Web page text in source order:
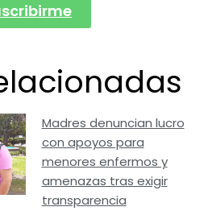
Madres denuncian lucro
con apoyos para
menores enfermos y
amenazas tras exigir
transparencia